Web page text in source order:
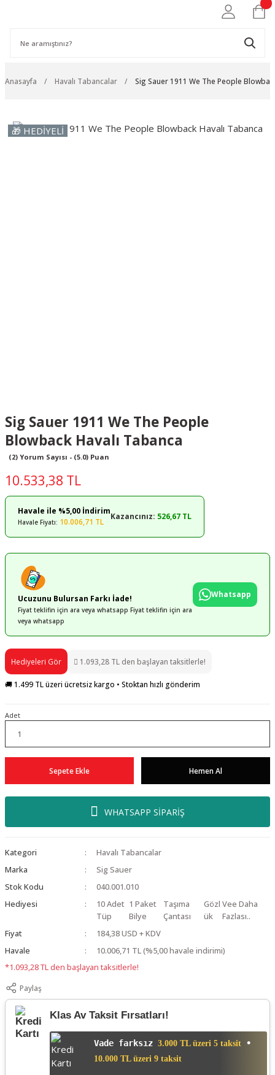
Anasayfa Havalı Tabancalar Sig Sauer 1911 We The People
🎁 HEDİYELİ
Sig Sauer 1911 We The People
Blowback Havalı Tabanca
(2) Yorum Sayısı - (5.0) Puan
10.533,38 TL
Havale ile %5,00 İndirim
Havale Fiyatı: 10.006,71 TL
Kazancınız: 526,67 TL
Ucuzunu Bulursan Farkı İade!
Fiyat teklifin için ara veya whatsapp Fiyat teklifin için ara
veya whatsapp
Whatsapp
Hediyeleri Gör 1.093,28 TL den başlayan taksitlerle!
🚚 1.499 TL üzeri ücretsiz kargo • Stoktan hızlı gönderim
Adet
Sepete Ekle Hemen Al
WHATSAPP SİPARİŞ
Kategori
Havalı Tabancalar
Marka
Sig Sauer
Stok Kodu
040.001.010
Hediyesi
10 Adet
Tüp
1 Paket
Bilye
Taşıma
Çantası
Gözl
ük
Vee Daha
Fazlası..
Fiyat
184,38 USD + KDV
Havale
10.006,71 TL (%5,00 havale indirimi)
*1.093,28 TL den başlayan taksitlerle!
Paylaş
Klas Av Taksit Fırsatları!
Vade farksız 3.000 TL üzeri 5 taksit •
10.000 TL üzeri 9 taksit